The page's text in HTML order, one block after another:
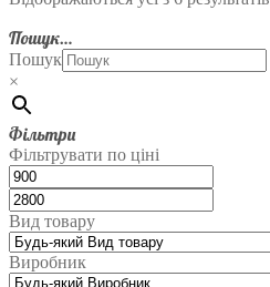
Пошук…
Пошук
×
Фільтри
Фільтрувати по ціні
Вид товару
Виробник